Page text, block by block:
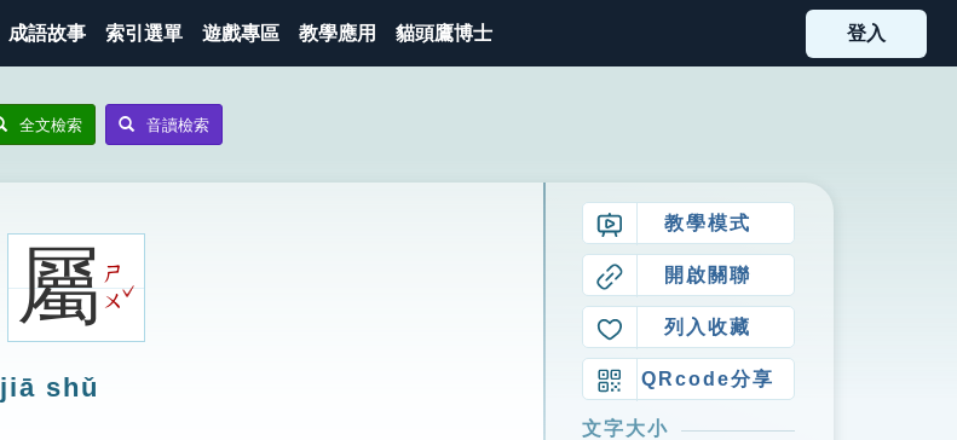
成語故事 索引選單 遊戲專區 教學應用 貓頭鷹博士 登入
全文檢索 音讀檢索
屬ㄕ
ㄨ
ˇ
jiā shǔ
教學模式
開啟關聯
列入收藏
QRcode分享
文字大小